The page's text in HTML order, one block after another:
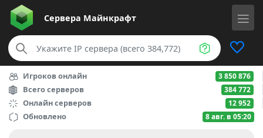
Сервера Майнкрафт
Игроков онлайн 3 850 876
Всего серверов 384 772
Онлайн серверов 12 952
Обновлено 8 авг. в 05:20